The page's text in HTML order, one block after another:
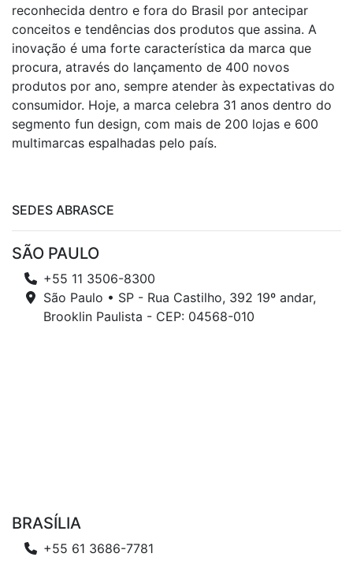
reconhecida dentro e fora do Brasil por antecipar
conceitos e tendências dos produtos que assina. A
inovação é uma forte característica da marca que
procura, através do lançamento de 400 novos
produtos por ano, sempre atender às expectativas do
consumidor. Hoje, a marca celebra 31 anos dentro do
segmento fun design, com mais de 200 lojas e 600
multimarcas espalhadas pelo país.
SEDES ABRASCE
SÃO PAULO
+55 11 3506-8300
São Paulo • SP - Rua Castilho, 392 19º andar,
Brooklin Paulista - CEP: 04568-010
BRASÍLIA
+55 61 3686-7781